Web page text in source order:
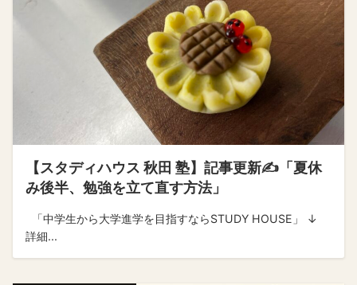
【スタディハウス 秋田 塾】記事更新✍️「夏休
み後半、勉強を立て直す方法」
「中学生から大学進学を目指すならSTUDY HOUSE」 ↓
詳細...